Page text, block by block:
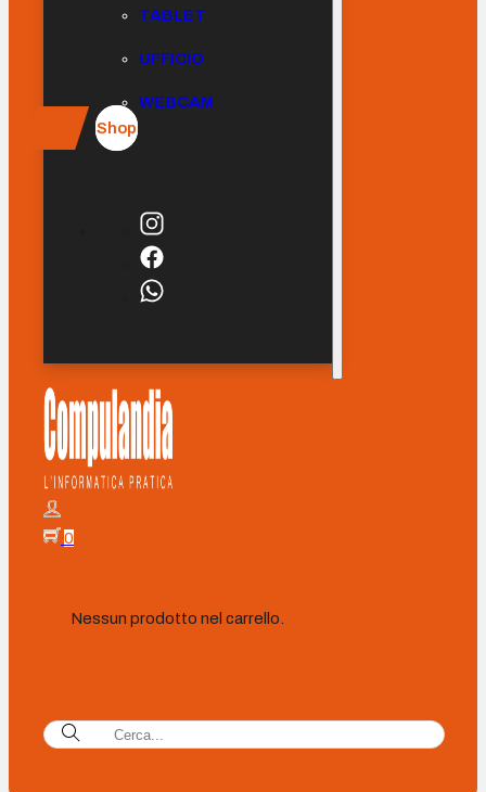
TABLET
UFFICIO
WEBCAM
Shop
0
Nessun prodotto nel carrello.